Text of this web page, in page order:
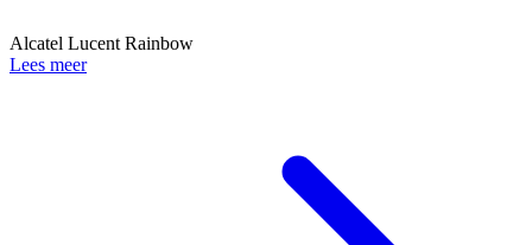
Alcatel Lucent Rainbow
Lees meer